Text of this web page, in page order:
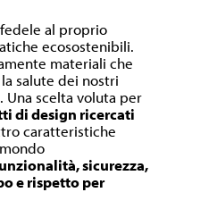
al proprio
ecosostenibili.
materiali che
salute dei nostri
scelta voluta per
di design ricercati
caratteristiche
sicurezza,
e rispetto per